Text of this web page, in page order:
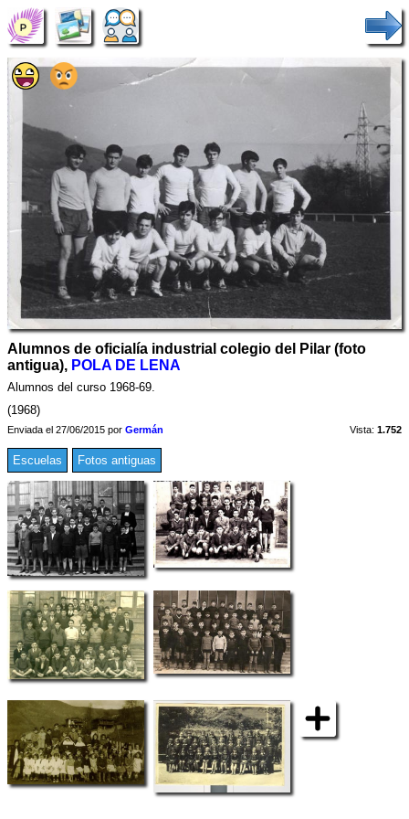
Alumnos de oficialía industrial colegio del Pilar (foto
antigua), POLA DE LENA
Alumnos del curso 1968-69.
(1968)
Enviada el 27/06/2015 por Germán Vista: 1.752
Escuelas Fotos antiguas